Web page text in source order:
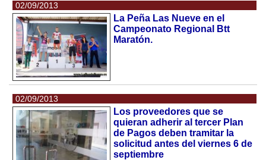
02/09/2013
La Peña Las Nueve en el
Campeonato Regional Btt
Maratón.
02/09/2013
Los proveedores que se
quieran adherir al tercer Plan
de Pagos deben tramitar la
solicitud antes del viernes 6 de
septiembre